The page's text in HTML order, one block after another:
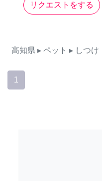
リクエストをする
高知県 ▸ ペット ▸ しつけ
1